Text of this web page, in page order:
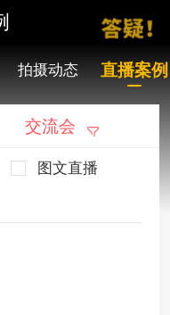
拍摄动态 直播案例
交流会
图文直播